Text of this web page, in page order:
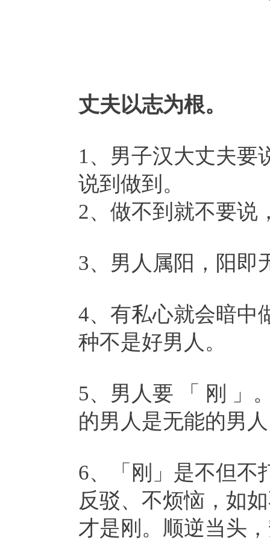
丈夫以志为根。
1、男子汉大丈夫要
说到做到。
2、做不到就不要说
3、男人属阳，阳即
4、有私心就会暗中
种不是好男人。
5、男人要 「 刚 」
的男人是无能的男
6、「刚」是不但不
反驳、不烦恼，如
才是刚。顺逆当头